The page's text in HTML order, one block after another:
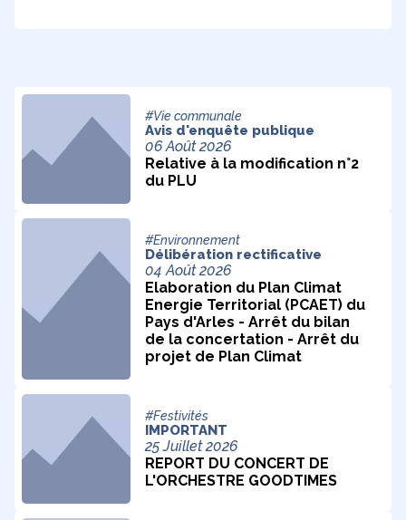
#Vie communale
Avis d'enquête publique
06 Août 2026
Relative à la modification n°2
du PLU
#Environnement
Délibération rectificative
04 Août 2026
Elaboration du Plan Climat
Energie Territorial (PCAET) du
Pays d'Arles - Arrêt du bilan
de la concertation - Arrêt du
projet de Plan Climat
#Festivités
IMPORTANT
25 Juillet 2026
REPORT DU CONCERT DE
L'ORCHESTRE GOODTIMES